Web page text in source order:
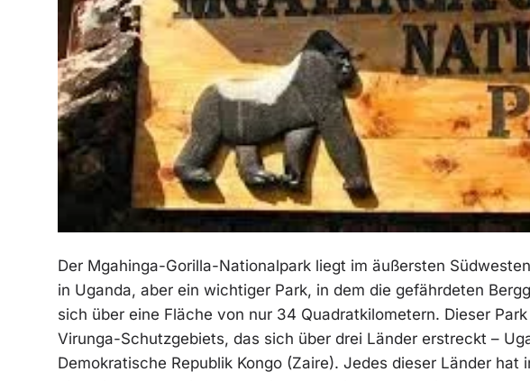
Der Mgahinga-Gorilla-Nationalpark liegt im äußersten
in Uganda, aber ein wichtiger Park, in dem die gefährdeten
sich über eine Fläche von nur 34 Quadratkilometern. Dieser
Virunga-Schutzgebiets, das sich über drei Länder erstreckt –
Demokratische Republik Kongo (Zaire). Jedes dieser Länder hat